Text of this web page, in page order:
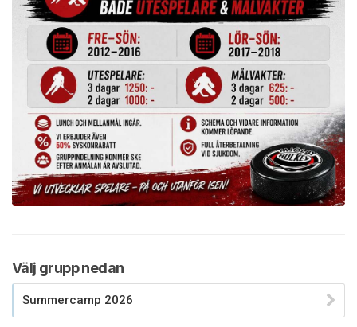
Välj grupp nedan
Summercamp 2026